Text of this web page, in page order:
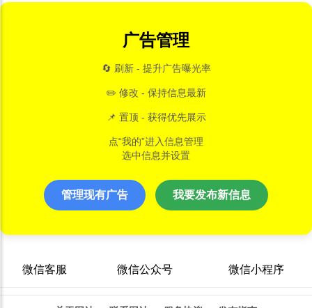
广告管理
🔄 刷新 - 提升广告曝光率
✏️ 修改 - 保持信息最新
📌 置顶 - 获得优先展示
点“我的”进入信息管理
选中信息并设置
管理现有广告 我要发布新信息
微信客服 微信公众号 微信小程序